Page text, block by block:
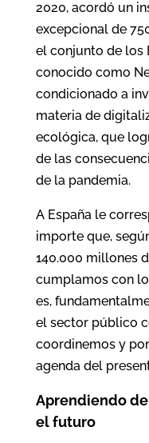
2020, acordó un
excepcional de
el conjunto de los
conocido como
condicionado a
materia de
ecológica, que
de las
de la pandemia.
A España le
importe que,
140.000 millones
cumplamos con lo
es,
el sector público
coordinemos y
agenda del
Aprendiendo
el futuro